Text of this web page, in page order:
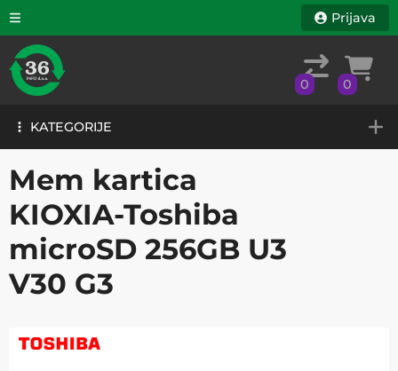
KATEGORIJE
Prijava
0 0
KATEGORIJE
Mem kartica
KIOXIA-Toshiba
microSD 256GB U3
V30 G3